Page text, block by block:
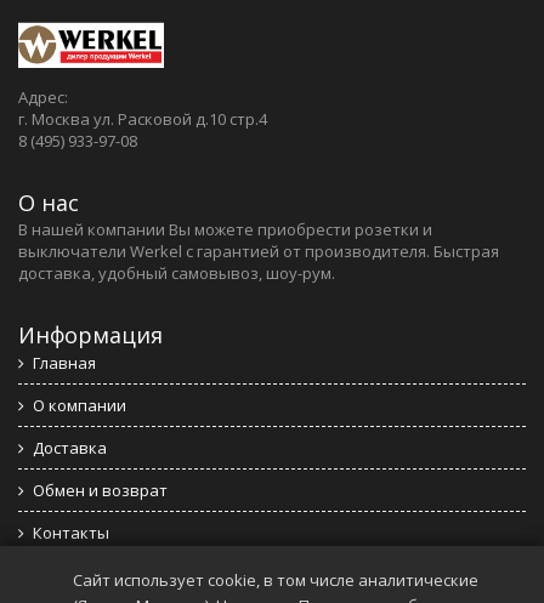
Адрес:
г. Москва ул. Расковой д.10 стр.4
8 (495) 933-97-08
О нас
В нашей компании Вы можете приобрести розетки и
выключатели Werkel c гарантией от производителя. Быстрая
доставка, удобный самовывоз, шоу-рум.
Информация
Главная
О компании
Доставка
Обмен и возврат
Контакты
Политика конфиденциальности
Сайт использует cookie, в том числе аналитические